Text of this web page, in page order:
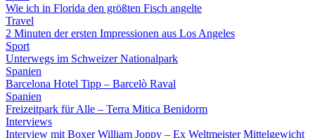
Wie ich in Florida den größten Fisch angelte
Travel
2 Minuten der ersten Impressionen aus Los Angeles
Sport
Unterwegs im Schweizer Nationalpark
Spanien
Barcelona Hotel Tipp – Barcelò Raval
Spanien
Freizeitpark für Alle – Terra Mitica Benidorm
Interviews
Interview mit Boxer William Joppy – Ex Weltmeister Mittelgewicht